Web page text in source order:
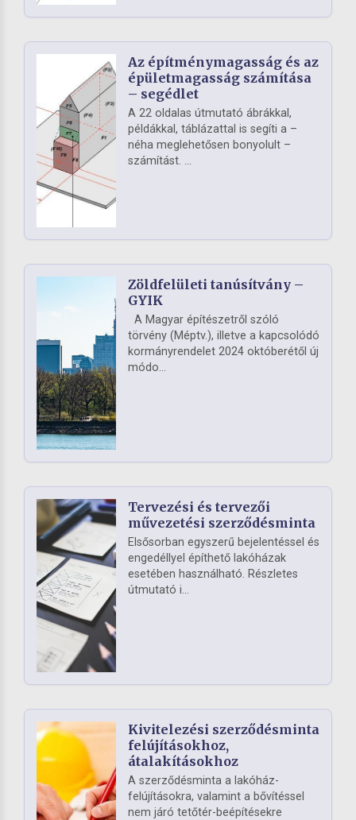
Az építménymagasság és az
épületmagasság számítása
– segédlet
A 22 oldalas útmutató ábrákkal,
példákkal, táblázattal is segíti a –
néha meglehetősen bonyolult –
számítást. ...
Zöldfelületi tanúsítvány –
GYIK
A Magyar építészetről szóló
törvény (Méptv.), illetve a kapcsolódó
kormányrendelet 2024 októberétől új
módo...
Tervezési és tervezői
művezetési szerződésminta
Elsősorban egyszerű bejelentéssel és
engedéllyel építhető lakóházak
esetében használható. Részletes
útmutató i...
Kivitelezési szerződésminta
felújításokhoz,
átalakításokhoz
A szerződésminta a lakóház-
felújításokra, valamint a bővítéssel
nem járó tetőtér-beépítésekre